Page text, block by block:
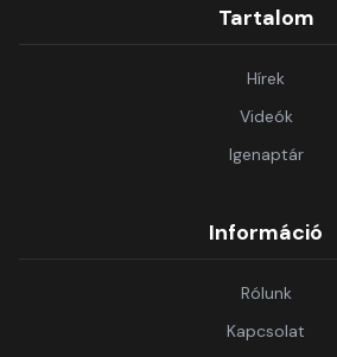
Tartalom
Hírek
Videók
Igenaptár
Információ
Rólunk
Kapcsolat